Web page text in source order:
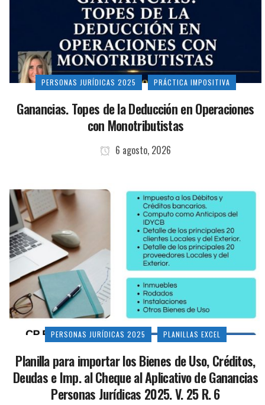
PERSONAS JURÍDICAS 2025 PRÁCTICA IMPOSITIVA
Ganancias. Topes de la Deducción en Operaciones
con Monotributistas
6 agosto, 2026
PERSONAS JURÍDICAS 2025 PLANILLAS EXCEL
Planilla para importar los Bienes de Uso, Créditos,
Deudas e Imp. al Cheque al Aplicativo de Ganancias
Personas Jurídicas 2025. V. 25 R. 6